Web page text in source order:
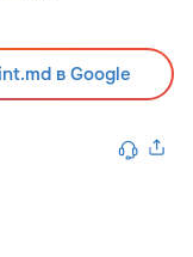
в Google